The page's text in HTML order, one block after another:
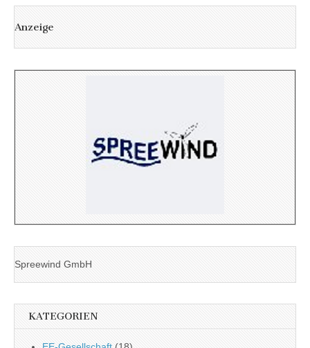
Anzeige
Spreewind GmbH
KATEGORIEN